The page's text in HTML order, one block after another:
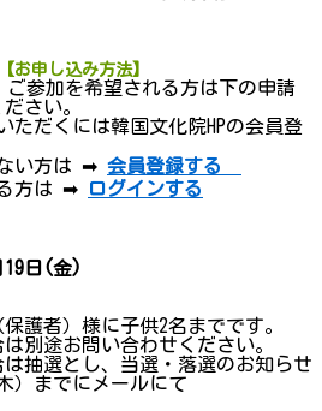
【お申し込み方法】
ご参加を希望される方は下の申請
さい。
だくには韓国文化院HPの会員登
い方は ➡ 会員登録する
方は ➡
ログインする
19日(金)
護者）様に子供2名までです。
別途お問い合わせください。
抽選とし、当選・落選のお知らせ
）までにメールにて